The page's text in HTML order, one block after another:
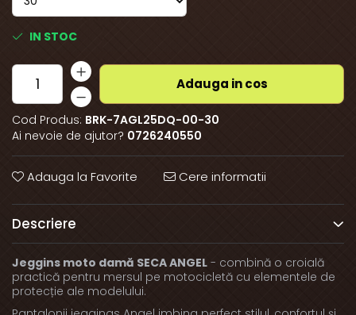
IN STOC
Adauga in cos
Cod Produs: BRK-7AGL25DQ-00-30
Ai nevoie de ajutor? 0726240550
Adauga la Favorite Cere informatii
Descriere
Jeggins moto damă SECA ANGEL - combină o croială
practică pentru mersul pe motocicletă cu elementele de
protecție ale modelului.